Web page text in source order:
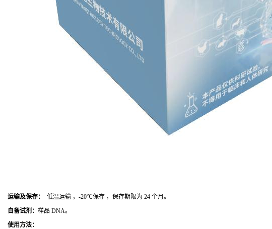
运输及保存：
低温运输 ，-20℃保存 ，保存期限为 24 个月。
自备试剂： 样品 DNA。
使用方法：